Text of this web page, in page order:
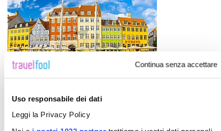
Continua senza accettare
Uso responsabile dei dati
Leggi la Privacy Policy
notti - Part Luglio -Agosto